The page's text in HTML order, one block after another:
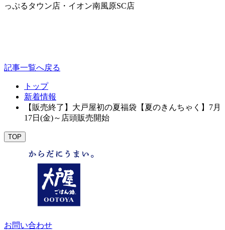
っぷるタウン店・イオン南風原SC店
記事一覧へ戻る
トップ
新着情報
【販売終了】大戸屋初の夏福袋【夏のきんちゃく】7月
17日(金)～店頭販売開始
TOP
お問い合わせ